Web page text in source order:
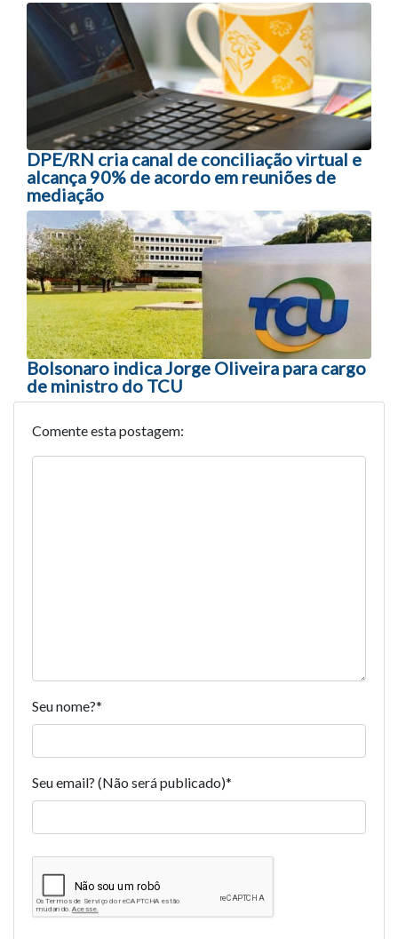
Navegação entre posts
DPE/RN cria canal de conciliação virtual e
alcança 90% de acordo em reuniões de
mediação
Bolsonaro indica Jorge Oliveira para cargo
de ministro do TCU
Comente esta postagem:
Seu nome?*
Seu email? (Não será publicado)*